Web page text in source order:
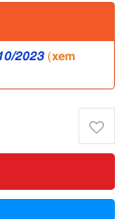
2023(xem